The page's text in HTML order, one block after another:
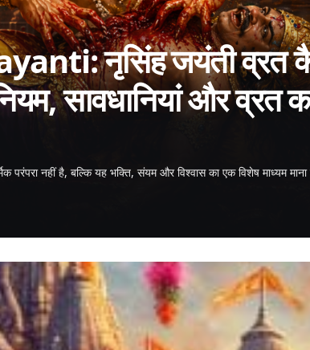
नृसिंह जयंती व्रत
सावधानियां और व्रत
नहीं है, बल्कि यह भक्ति, संयम और विश्वास का एक विशेष माध्यम माना